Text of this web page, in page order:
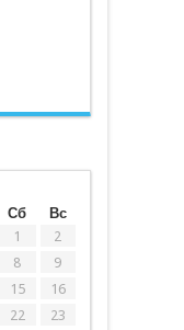
Сб
Вс
1
2
8
9
15
16
22 23